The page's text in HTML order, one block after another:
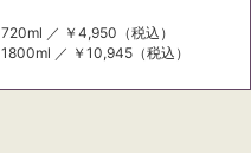
720ml ／ ￥4,950 （税込）
1800ml ／ ￥10,945（税込）